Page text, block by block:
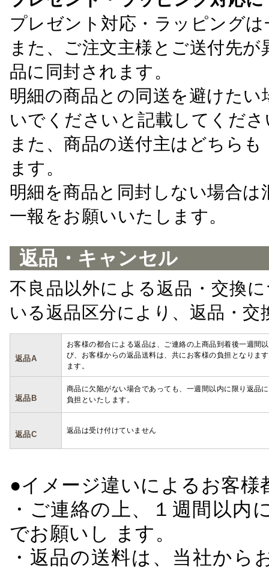
プレゼント対応・ラッピング
また、ご注文主様とご送付先
品に同封されます。
明細の商品との同送を避けた
いでくださいと記載してくださ
また、商品の送付主はどちら
ます。
明細を商品と同封しない場合
一報をお願いいたします。
返品・キャンセル
不良品以外による返品・交換
いる返品区分により、返品・
返品A
お客様の都合による返品は、ご連絡の上商品到着後一週間
び、お客様からの返品送料は、共にお客様の負担となりま
ます。
返品B
商品に欠陥がない場合であっても、一週間以内に限り返品
負担といたします。
返品C 返品は受け付けていません
●イメージ違いによるお客
・ご連絡の上、１週間以
でお願いし ます。
・返品の送料は、当社か